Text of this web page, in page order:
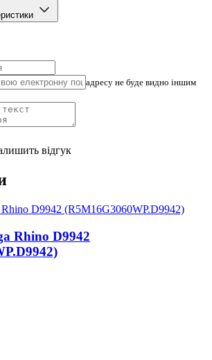
адресу не буде видно іншим
відгук
Rhino D9942